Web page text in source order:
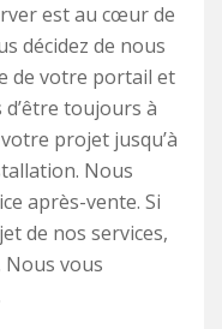
est au cœur de
décidez de nous
de votre portail et
toujours à
projet jusqu’à
Nous
après-vente. Si
de nos services,
Nous vous